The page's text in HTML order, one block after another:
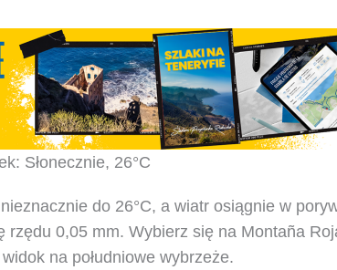
Słonecznie, 26°C
do 26°C, a wiatr osiągnie w
rzędu 0,05 mm. Wybierz się na Montaña
na południowe wybrzeże.